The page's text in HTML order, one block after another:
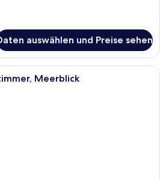
auswählen und Preise sehen
Blick auf das Wasserufer mit einem
Meerblick